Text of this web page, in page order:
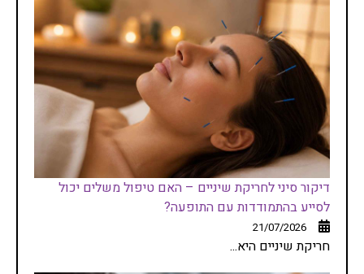
דיקור סיני לחריקת שיניים – האם טיפול משלים יכול
לסייע בהתמודדות עם התופעה?
21/07/2026
חריקת שיניים היא...